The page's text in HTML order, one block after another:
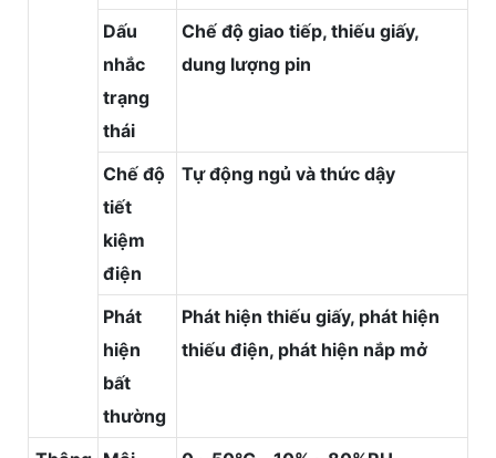
Dấu
nhắc
trạng
thái
Chế độ giao tiếp, thiếu giấy,
dung lượng pin
Chế độ
tiết
kiệm
điện
Tự động ngủ và thức dậy
Phát
hiện
bất
thường
Phát hiện thiếu giấy, phát hiện
thiếu điện, phát hiện nắp mở